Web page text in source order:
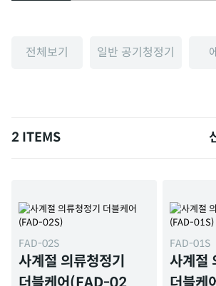
전체보기 일반 공기청정기
2 ITEMS
FAD-02S
사계절 의류청정기
FAD-01S
사계절